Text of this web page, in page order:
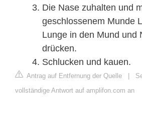
Die Nase zuhalten und
geschlossenem Munde
Lunge in den Mund und
drücken.
Schlucken und kauen.
Antrag auf Entfernung der Quelle
vollständige Antwort auf amplifon.com an